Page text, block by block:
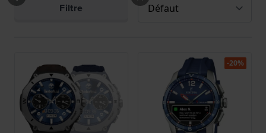
Filtre
-20%